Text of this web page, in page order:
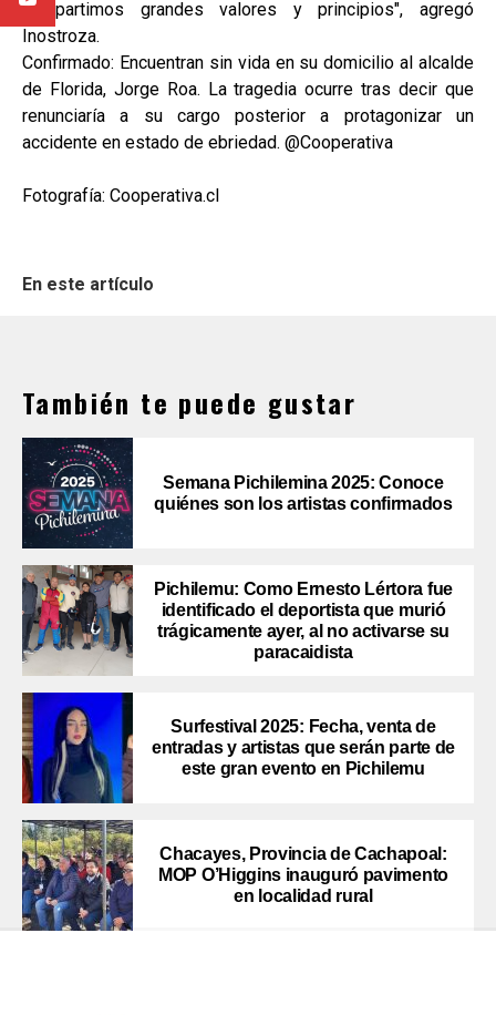
compartimos grandes valores y principios", agregó
Inostroza.
Confirmado: Encuentran sin vida en su domicilio al alcalde
de Florida, Jorge Roa. La tragedia ocurre tras decir que
renunciaría a su cargo posterior a protagonizar un
accidente en estado de ebriedad. @Cooperativa
Fotografía: Cooperativa.cl
En este artículo
También te puede gustar
Semana Pichilemina 2025: Conoce
quiénes son los artistas confirmados
Pichilemu: Como Ernesto Lértora fue
identificado el deportista que murió
trágicamente ayer, al no activarse su
paracaidista
Surfestival 2025: Fecha, venta de
entradas y artistas que serán parte de
este gran evento en Pichilemu
Chacayes, Provincia de Cachapoal:
MOP O’Higgins inauguró pavimento
en localidad rural